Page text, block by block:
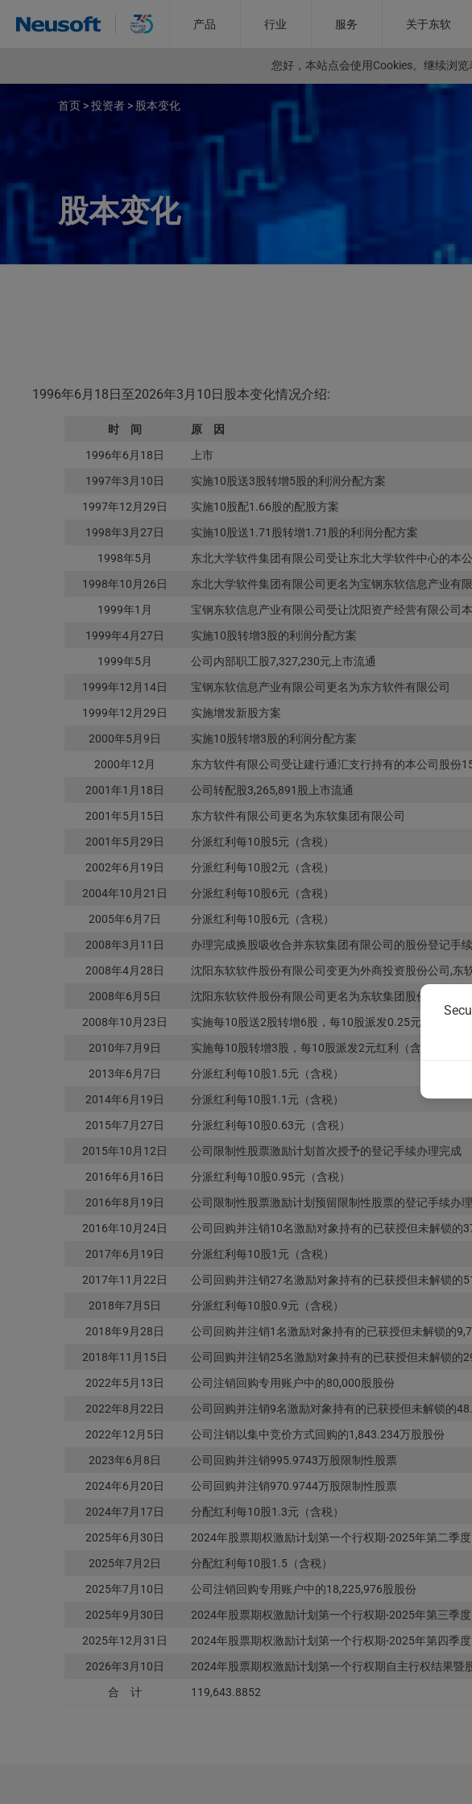
您好， 本站点会使用Cookies。 继续浏览
产品 行业 服务 关于东软
首页 >投资者 > 股本变化
股本变化
1996年6月18日至2026年3月10日股本变化情况介绍:
时 间 原 因
1996年6月18日
上市
1997年3月10日
实施10股送3股转增5股的利润分配方案
1997年12月29日
实施10股配1.66股的配股方案
1998年3月27日
实施10股送1.71股转增1.71股的利润分配方案
1998年5月
东北大学软件集团有限公司受让东北大学软件中心的本
1998年10月26日
东北大学软件集团有限公司更名为宝钢东软信息产业有
1999年1月
宝钢东软信息产业有限公司受让沈阳资产经营有限公司
1999年4月27日
实施10股转增3股的利润分配方案
1999年5月
公司内部职工股7,327,230元上市流通
1999年12月14日
宝钢东软信息产业有限公司更名为东方软件有限公司
1999年12月29日
实施增发新股方案
2000年5月9日
实施10股转增3股的利润分配方案
2000年12月
东方软件有限公司受让建行通汇支行持有的本公司股份
2001年1月18日
公司转配股3,265,891股上市流通
2001年5月15日
东方软件有限公司更名为东软集团有限公司
2001年5月29日
分派红利每10股5元（含税）
2002年6月19日
分派红利每10股2元（含税）
2004年10月21日
分派红利每10股6元（含税）
2005年6月7日
分派红利每10股6元（含税）
2008年3月11日
办理完成换股吸收合并东软集团有限公司的股份登记手续
2008年4月28日
沈阳东软软件股份有限公司变更为外商投资股份公司,东
2008年6月5日
沈阳东软软件股份有限公司更名为东软集团股份有限公司
2008年10月23日
实施每10股送2股转增6股，每10股派发0.25元红利（含
2010年7月9日
实施每10股转增3股，每10股派发2元红利（含税）
2013年6月7日
分派红利每10股1.5元（含税）
2014年6月19日
分派红利每10股1.1元（含税）
2015年7月27日
分派红利每10股0.63元（含税）
2015年10月12日
公司限制性股票激励计划首次授予的登记手续办理完成
2016年6月16日
分派红利每10股0.95元（含税）
2016年8月19日
公司限制性股票激励计划预留限制性股票的登记手续办
2016年10月24日
公司回购并注销10名激励对象持有的已获授但未解锁的
2017年6月19日
分派红利每10股1元（含税）
2017年11月22日
公司回购并注销27名激励对象持有的已获授但未解锁的
2018年7月5日
分派红利每10股0.9元（含税）
2018年9月28日
公司回购并注销1名激励对象持有的已获授但未解锁的
2018年11月15日
公司回购并注销25名激励对象持有的已获授但未解锁的
2022年5月13日
公司注销回购专用账户中的80,000股股份
2022年8月22日
公司回购并注销9名激励对象持有的已获授但未解锁的
2022年12月5日
公司注销以集中竞价方式回购的1,843.234万股股份
2023年6月8日
公司回购并注销995.9743万股限制性股票
2024年6月20日
公司回购并注销970.9744万股限制性股票
2024年7月17日
分配红利每10股1.3元（含税）
2025年6月30日
2024年股票期权激励计划第一个行权期-2025年第二季
2025年7月2日
分配红利每10股1.5（含税）
2025年7月10日
公司注销回购专用账户中的18,225,976股股份
2025年9月30日
2024年股票期权激励计划第一个行权期-2025年第三季
2025年12月31日
2024年股票期权激励计划第一个行权期-2025年第四季
2026年3月10日
2024年股票期权激励计划第一个行权期自主行权结果暨
合 计
119,643.8852